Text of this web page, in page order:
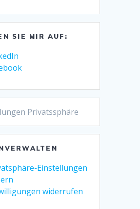
SIE MIR AUF:
Privatssphäre
Einstellungen
widerrufen